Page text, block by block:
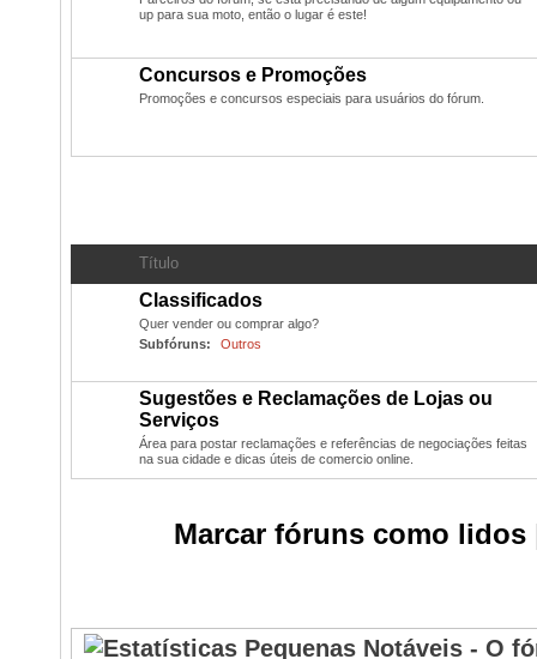
up para sua moto, então o lugar é este!
Concursos e Promoções
Promoções e concursos especiais para usuários do fórum.
Título
Classificados
Quer vender ou comprar algo?
Subfóruns:
Outros
Sugestões e Reclamações de Lojas ou
Serviços
Área para postar reclamações e referências de negociações feitas
na sua cidade e dicas úteis de comercio online.
Marcar fóruns como lidos